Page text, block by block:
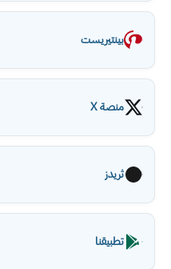
بينتيريست
منصة X
ثريدز
تطبيقنا